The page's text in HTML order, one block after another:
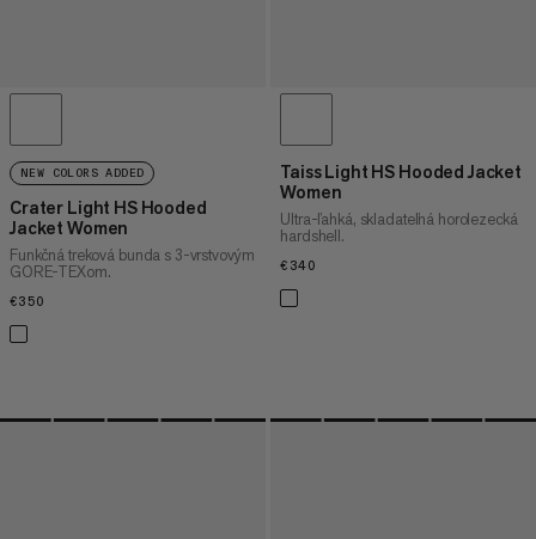
NEW COLORS ADDED
Crater Light HS Hooded
Jacket Women
Funkčná treková bunda s 3-vrstvovým
GORE-TEXom.
€350
Taiss Light HS Hooded Jacket
Women
Ultra-ľahká, skladateľná horolezecká
hardshell.
€340